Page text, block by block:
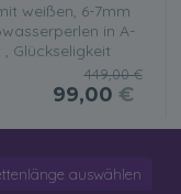
weißen, 6-7mm
in A-
Glückseligkeit
449,00 €
99,00 €
auswählen